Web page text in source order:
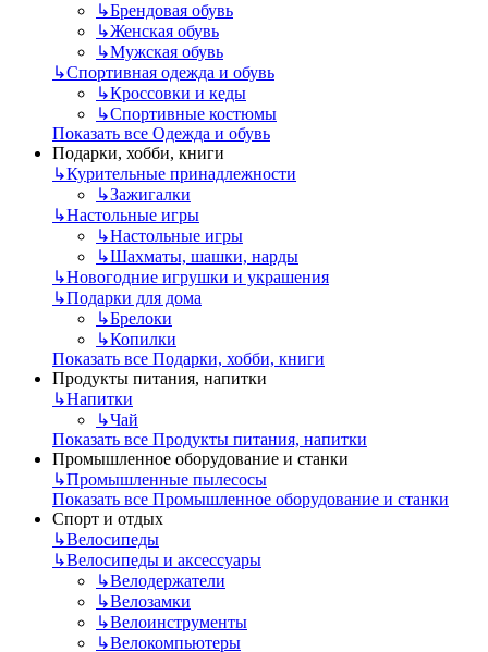
↳Брендовая обувь
↳Женская обувь
↳Мужская обувь
↳Спортивная одежда и обувь
↳Кроссовки и кеды
↳Спортивные костюмы
Показать все Одежда и обувь
Подарки, хобби, книги
↳Курительные принадлежности
↳Зажигалки
↳Настольные игры
↳Настольные игры
↳Шахматы, шашки, нарды
↳Новогодние игрушки и украшения
↳Подарки для дома
↳Брелоки
↳Копилки
Показать все Подарки, хобби, книги
Продукты питания, напитки
↳Напитки
↳Чай
Показать все Продукты питания, напитки
Промышленное оборудование и станки
↳Промышленные пылесосы
Показать все Промышленное оборудование и станки
Спорт и отдых
↳Велосипеды
↳Велосипеды и аксессуары
↳Велодержатели
↳Велозамки
↳Велоинструменты
↳Велокомпьютеры